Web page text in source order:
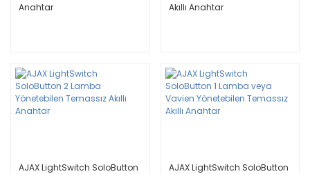
Anahtar
Akıllı Anahtar
AJAX LightSwitch SoloButton
AJAX LightSwitch SoloButton